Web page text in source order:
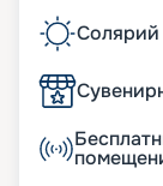
Солярий